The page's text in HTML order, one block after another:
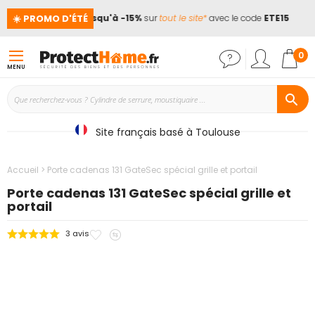
☀️ PROMO D'ÉTÉ
! 📢Jusqu'à -15%surtout le site*avec le codeETE15
MENU
0
Site français basé à Toulouse
Accueil Porte cadenas 131 GateSec spécial grille et portail
Porte cadenas 131 GateSec spécial grille et
portail
3 avis
Ajouter